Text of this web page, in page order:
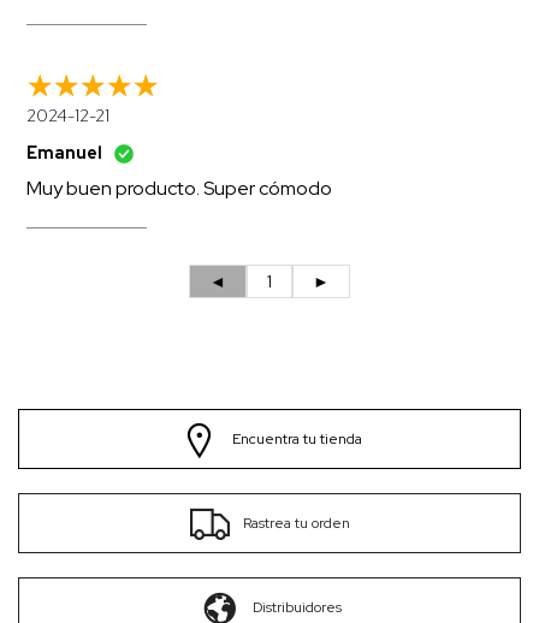
2024-12-21
Emanuel
Muy buen producto. Super cómodo
◄ 1 ►
Encuentra tu tienda
Rastrea tu orden
Distribuidores